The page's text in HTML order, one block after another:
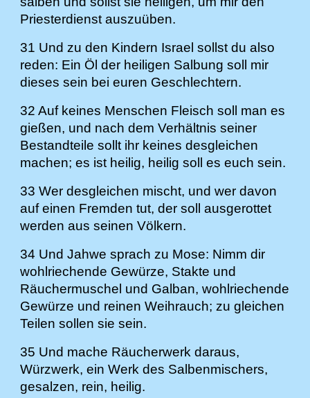
Priesterdienst auszuüben.
31 Und zu den Kindern Israel sollst du also
reden: Ein Öl der heiligen Salbung soll mir
dieses sein bei euren Geschlechtern.
32 Auf keines Menschen Fleisch soll man es
gießen, und nach dem Verhältnis seiner
Bestandteile sollt ihr keines desgleichen
machen; es ist heilig, heilig soll es euch sein.
33 Wer desgleichen mischt, und wer davon
auf einen Fremden tut, der soll ausgerottet
werden aus seinen Völkern.
34 Und Jahwe sprach zu Mose: Nimm dir
wohlriechende Gewürze, Stakte und
Räuchermuschel und Galban, wohlriechende
Gewürze und reinen Weihrauch; zu gleichen
Teilen sollen sie sein.
35 Und mache Räucherwerk daraus,
Würzwerk, ein Werk des Salbenmischers,
gesalzen, rein, heilig.